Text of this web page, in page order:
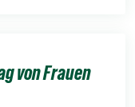
von Frauen